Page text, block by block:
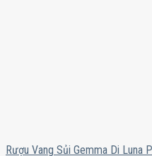
Rượu Vang Sủi Gemma Di Luna